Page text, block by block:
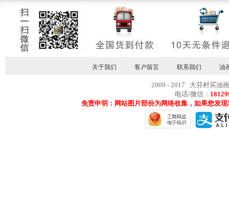
关于我们 客户留言 联系我们 油
2009 - 2017 大芬村买油
电话/微信：
免责申明：网站图片部份为网络收集，如果您发